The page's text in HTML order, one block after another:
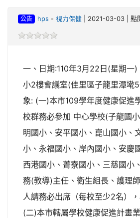
公告 hps - 視力保健| 2021-03-03 | 點
一、日期:110年3月22日(星期一
小2樓會議室(佳里區子龍里潭墘
象: (一)本市109學年度健康促進
校群務必參加 中心學校(子龍國
明國小、安平國小、崑山國小、
小、永福國小、岸內國小、安慶
西港國小、菁寮國小、三慈國小
務(教導)主任、衛生組長、護理
人請務必出席（每校至少2名）
(二)本市轄屬學校健康促進計畫